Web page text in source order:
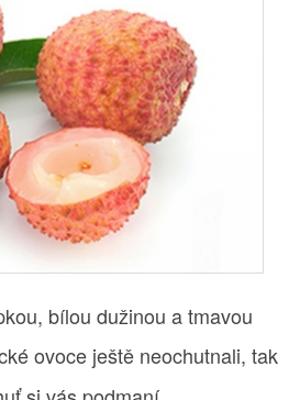
bílou dužinou a tmavou
ovoce ještě neochutnali, tak